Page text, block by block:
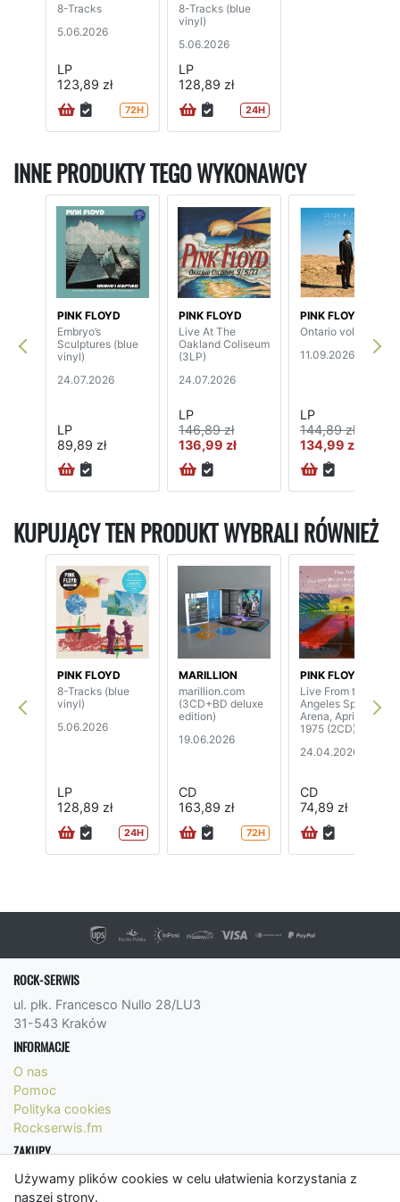
Używamy plików cookies w celu ułatwienia korzystania z
naszej strony.
8-Tracks
5.06.2026
LP
123,89 zł
72H
8-Tracks (blue
vinyl)
5.06.2026
LP
128,89 zł
24H
INNE PRODUKTY TEGO WYKONAWCY
PINK FLOYD
Embryo’s
Sculptures (blue
vinyl)
24.07.2026
LP
89,89 zł
PINK FLOYD
Live At The
Oakland Coliseum
(3LP)
24.07.2026
LP
146,89 zł
136,99 zł
PINK FLOYD
Ontario vol.1 (2LP)
11.09.2026
LP
144,89 zł
134,99 zł
KUPUJĄCY TEN PRODUKT WYBRALI RÓWNIEŻ
PINK FLOYD
8-Tracks (blue
vinyl)
5.06.2026
LP
128,89 zł
24H
MARILLION
marillion.com
(3CD+BD deluxe
edition)
19.06.2026
CD
163,89 zł
72H
PINK FLOYD
Live From the Los
Angeles Sports
Arena, April 26th,
1975 (2CD)
24.04.2026
CD
74,89 zł
ROCK-SERWIS
ul. płk. Francesco Nullo 28/LU3
31-543 Kraków
INFORMACJE
O nas
Pomoc
Polityka cookies
Rockserwis.fm
ZAKUPY
Formy płatności
Koszty wysyłki